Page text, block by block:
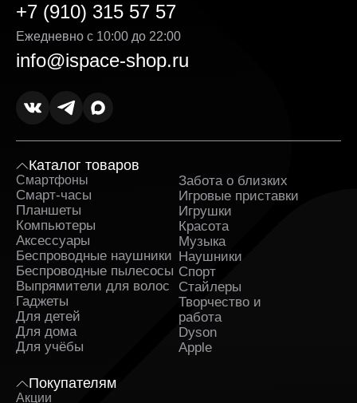
+7 (910) 315 57 57
Ежедневно с 10:00 до 22:00
info@ispace-shop.ru
Каталог товаров
Смартфоны
Смарт-часы
Планшеты
Компьютеры
Аксессуары
Беспроводные наушники
Беспроводные пылесосы
Выпрямители для волос
Гаджеты
Для детей
Для дома
Для учёбы
Забота о близких
Игровые приставки
Игрушки
Красота
Музыка
Наушники
Спорт
Стайлеры
Творчество и
работа
Dyson
Apple
Покупателям
Акции